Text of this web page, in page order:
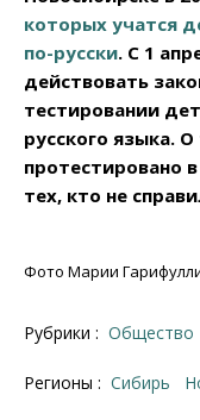
которых учатся
по-русски. С 1
действовать
тестировании
русского языка.
протестировано
тех, кто не
Фото Марии
Рубрики : Общество
Регионы : Сибирь